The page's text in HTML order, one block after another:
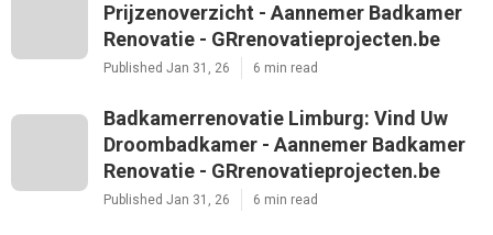
Prijzenoverzicht - Aannemer Badkamer
Renovatie - GRrenovatieprojecten.be
Published Jan 31, 26 6 min read
Badkamerrenovatie Limburg: Vind Uw
Droombadkamer - Aannemer Badkamer
Renovatie - GRrenovatieprojecten.be
Published Jan 31, 26 6 min read